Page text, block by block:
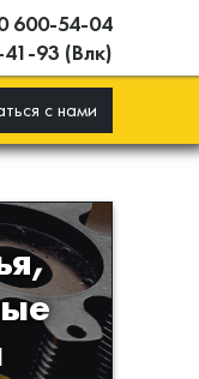
600-54-04
93 (Влк)
с нами
для
из